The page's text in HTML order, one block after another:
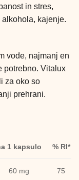
in stres,
kajenje.
vode, najmanj en
potrebno. Vitalux
za oko so
prehrani.
1 kapsulo % RI*
60 mg 75